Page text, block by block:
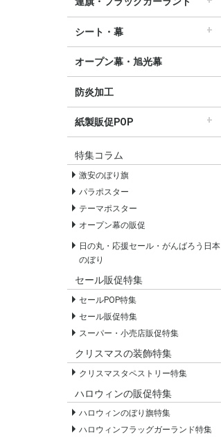
すべての連旗・フラッグ
連続ペナント
フラッグガーランド
ウェーブペナント他
シート・幕
すべてのシート・幕
シート・ワゴン幕
テーブルクロス
デコレーションリボン
オープン幕・旭光幕
防炎加工
紙製販促POP
すべての紙製販促POP
セールPOP
特集コラム
激安のぼり旗
パラポスター
テーマポスター
オープン幕の販促
日の丸・応援セール・がんばろう日本
のぼり
セール販促特集
セールPOP特集
セール販促特集
スーパー・小売店販促特集
クリスマスの装飾特集
クリスマスタペストリー特集
ハロウィンの販促特集
ハロウィンのぼり旗特集
ハロウィンフラッグガーランド特集